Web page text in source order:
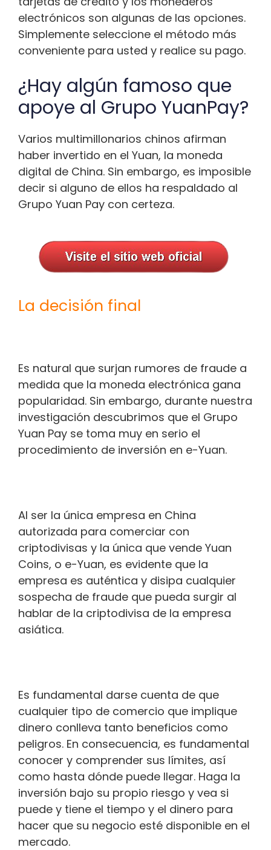
electrónicos son algunas de las opciones.
Simplemente seleccione el método más
conveniente para usted y realice su pago.
¿Hay algún famoso que
apoye al Grupo YuanPay?
Varios multimillonarios chinos afirman
haber invertido en el Yuan, la moneda
digital de China. Sin embargo, es imposible
decir si alguno de ellos ha respaldado al
Grupo Yuan Pay con certeza.
La decisión final
Es natural que surjan rumores de fraude a
medida que la moneda electrónica gana
popularidad. Sin embargo, durante nuestra
investigación descubrimos que el Grupo
Yuan Pay se toma muy en serio el
procedimiento de inversión en e-Yuan.
Al ser la única empresa en China
autorizada para comerciar con
criptodivisas y la única que vende Yuan
Coins, o e-Yuan, es evidente que la
empresa es auténtica y disipa cualquier
sospecha de fraude que pueda surgir al
hablar de la criptodivisa de la empresa
asiática.
Es fundamental darse cuenta de que
cualquier tipo de comercio que implique
dinero conlleva tanto beneficios como
peligros. En consecuencia, es fundamental
conocer y comprender sus límites, así
como hasta dónde puede llegar. Haga la
inversión bajo su propio riesgo y vea si
puede y tiene el tiempo y el dinero para
hacer que su negocio esté disponible en el
mercado.